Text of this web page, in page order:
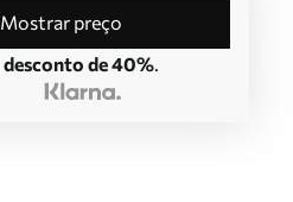
Mostrar preço
desconto de 40%.